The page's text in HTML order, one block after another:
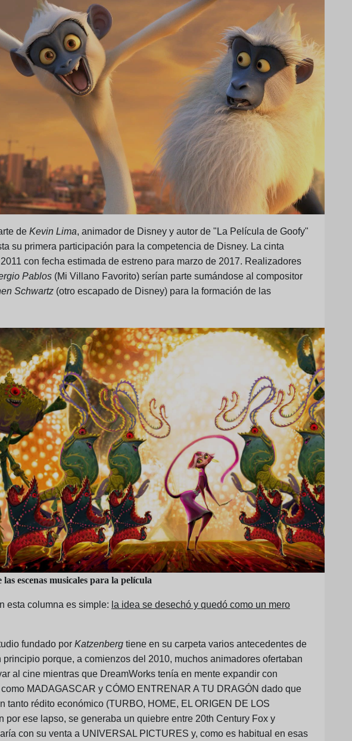
de Kevin Lima, animador de Disney y autor de "La Película de Goofy"
su primera participación para la competencia de Disney. La cinta
con fecha estimada de estreno para marzo de 2017. Realizadores
Pablos (Mi Villano Favorito) serían parte sumándose al compositor
Schwartz (otro escapado de Disney) para la formación de las
escenas musicales para la película
esta columna es simple: la idea se desechó y quedó como un mero
fundado por Katzenberg tiene en su carpeta varios antecedentes de
porque, a comienzos del 2010, muchos animadores ofertaban
al cine mientras que DreamWorks tenía en mente expandir con
MADAGASCAR y CÓMO ENTRENAR A TU DRAGÓN dado que
tanto rédito económico (TURBO, HOME, EL ORIGEN DE LOS
por ese lapso, se generaba un quiebre entre 20th Century Fox y
con su venta a UNIVERSAL PICTURES y, como es habitual en esas